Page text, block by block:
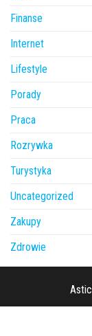
Finanse
Internet
Lifestyle
Porady
Praca
Rozrywka
Turystyka
Uncategorized
Zakupy
Zdrowie